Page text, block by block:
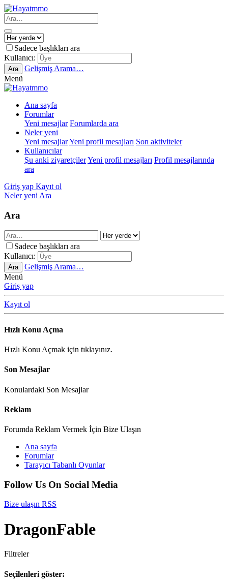
Sadece başlıkları ara
Kullanıcı:
Ara
Gelişmiş Arama…
Menü
Ana sayfa
Forumlar
Yeni mesajlar Forumlarda ara
Neler yeni
Yeni mesajlarYeni profil mesajları Son aktiviteler
Kullanıcılar
Şu anki ziyaretçilerYeni profil mesajları Profil mesajlarında
ara
Giriş yap Kayıt ol
Neler yeni Ara
Ara
Sadece başlıkları ara
Kullanıcı:
Ara
Gelişmiş Arama…
Menü
Giriş yap
Kayıt ol
Hızlı Konu Açma
Hızlı Konu Açmak için tıklayınız.
Son Mesajlar
Konulardaki Son Mesajlar
Reklam
Forumda Reklam Vermek İçin Bize Ulaşın
Ana sayfa
Forumlar
Tarayıcı Tabanlı Oyunlar
Follow Us On Social Media
Bize ulaşın RSS
DragonFable
Filtreler
Seçilenleri göster: